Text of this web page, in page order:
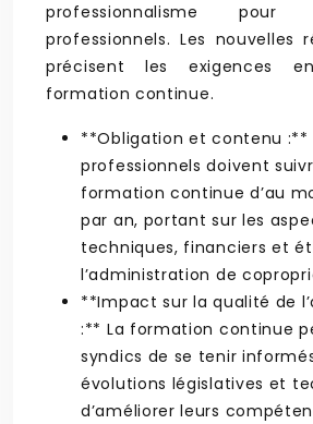
professionnalisme
professionnels. Les nouvelles
précisent les exigences
formation continue.
**Obligation et contenu :**
professionnels doivent
formation continue d’au
par an, portant sur les
techniques, financiers et
l’administration de
**Impact sur la qualité de
:** La formation continue
syndics de se tenir
évolutions législatives et
d’améliorer leurs